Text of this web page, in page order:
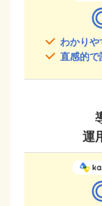
わかり
直感的で
運